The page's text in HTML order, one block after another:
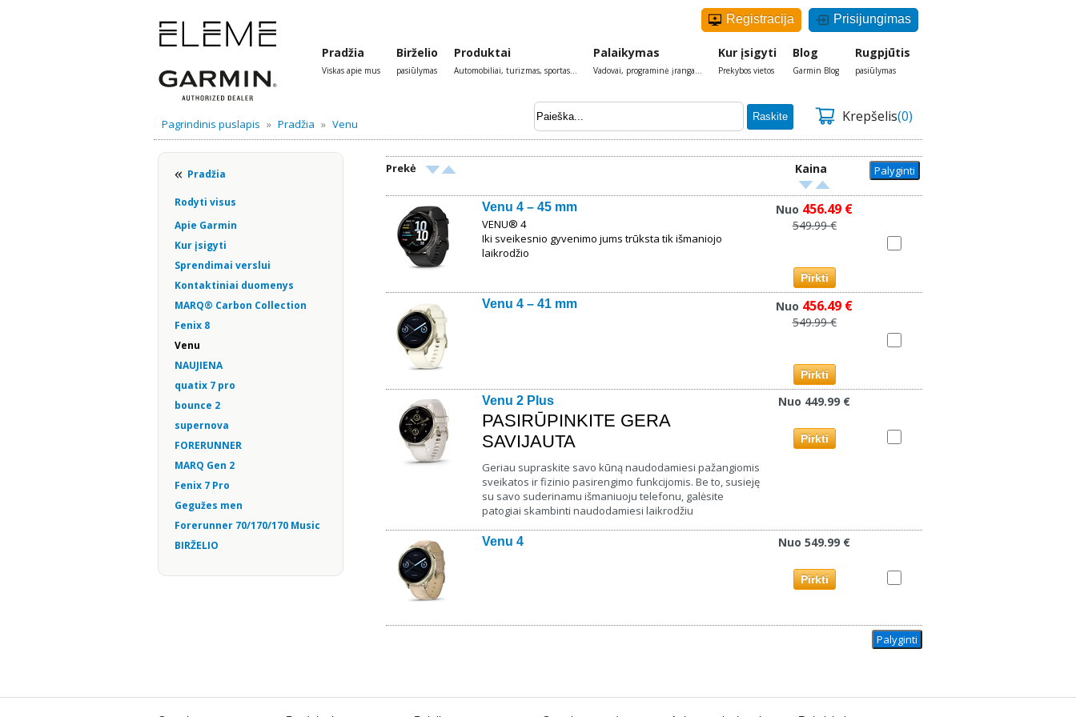
Registracija Prisijungimas
Pradžia
Viskas apie mus
Birželio
pasiūlymas
Produktai
Automobiliai, turizmas, sportas...
Palaikymas
Vadovai, programinė įranga...
Kur įsigyti
Prekybos vietos
Blog
Garmin Blog
Rugpjūtis
pasiūlymas
Pagrindinis puslapis » Pradžia » Venu
Raskite Krepšelis(0)
Pradžia
Rodyti visus
Apie Garmin
Kur įsigyti
Sprendimai verslui
Kontaktiniai duomenys
MARQ® Carbon Collection
Fenix 8
Venu
NAUJIENA
quatix 7 pro
bounce 2
supernova
FORERUNNER
MARQ Gen 2
Fenix 7 Pro
Gegužes men
Forerunner 70/170/170 Music
BIRŽELIO
Prekė Kaina
Venu 4 – 45 mm
VENU® 4
Iki sveikesnio gyvenimo jums trūksta tik išmaniojo
laikrodžio
Nuo 456.49 €
549.99 €
Pirkti
Venu 4 – 41 mm Nuo 456.49 €
549.99 €
Pirkti
Venu 2 Plus
PASIRŪPINKITE GERA
SAVIJAUTA
Geriau supraskite savo kūną naudodamiesi pažangiomis
sveikatos ir fizinio pasirengimo funkcijomis. Be to, susieję
su savo suderinamu išmaniuoju telefonu, galėsite
patogiai skambinti naudodamiesi laikrodžiu
Nuo 449.99 €
Pirkti
Venu 4 Nuo 549.99 €
Pirkti